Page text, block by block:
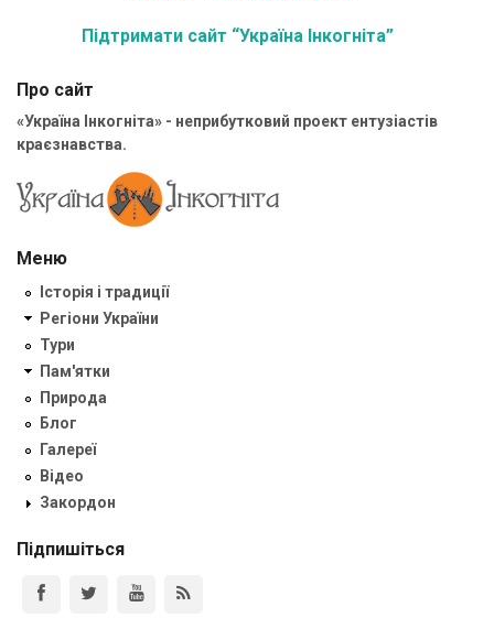
Підтримати сайт “Україна Інкогніта”
Про сайт
«Україна Інкогніта» - неприбутковий проект ентузіастів
краєзнавства.
Меню
Історія і традиції
Регіони України
Тури
Пам'ятки
Природа
Блог
Галереї
Відео
Закордон
Підпишіться